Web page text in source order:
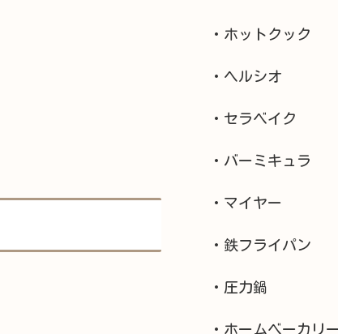
・ホットクック
・ヘルシオ
・セラベイク
・バーミキュラ
・マイヤー
・鉄フライパン
・圧力鍋
・ホームベーカリー